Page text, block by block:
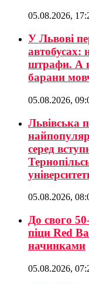
05.08.2026,
У Львові
автобусах:
штрафи. А
барани
05.08.2026,
Львівська
серед
05.08.2026,
До свого
піци Red
начинками
05.08.2026,